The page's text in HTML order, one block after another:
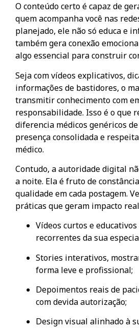
O conteúdo certo é capaz de
quem acompanha você nas
planejado, ele não só educa e
também gera conexão
algo essencial para construir
Seja com vídeos explicativos,
informações de bastidores, o
transmitir conhecimento com
responsabilidade. Isso é o que
diferencia médicos genéricos
presença consolidada e
médico.
Contudo, a autoridade digital
a noite. Ela é fruto de
qualidade em cada postagem.
práticas que geram impacto
Vídeos curtos e
recorrentes da sua
Stories interativos,
forma leve e profissional;
Depoimentos reais de
com devida autorização;
Design visual alinhado à